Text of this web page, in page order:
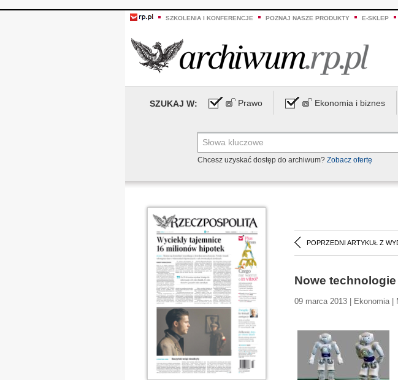
SZKOLENIA I KONFERENCJE POZNAJ NASZE PRODUKTY E-SKLEP
SZUKAJ W: Prawo Ekonomia i biznes
Chcesz uzyskać dostęp do archiwum? Zobacz ofertę
POPRZEDNI ARTYKUŁ Z
Nowe
09 marca 2013 | Ekonomia |